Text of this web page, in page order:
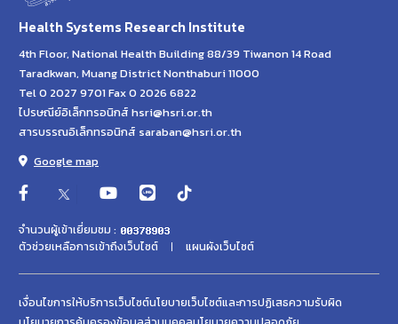
Health Systems Research Institute
4th Floor, National Health Building 88/39 Tiwanon 14 Road
Taradkwan, Muang District Nonthaburi 11000
Tel 0 2027 9701 Fax 0 2026 6822
ไปรษณีย์อิเล็กทรอนิกส์ hsri@hsri.or.th
สารบรรณอิเล็กทรอนิกส์ saraban@hsri.or.th
Google map
จำนวนผู้เข้าเยี่ยมชม :
ตัวช่วยเหลือการเข้าถึงเว็บไซต์
แผนผังเว็บไซต์
เงื่อนไขการให้บริการเว็บไซต์นโยบายเว็บไซต์และการปฏิเสธความรับผิด